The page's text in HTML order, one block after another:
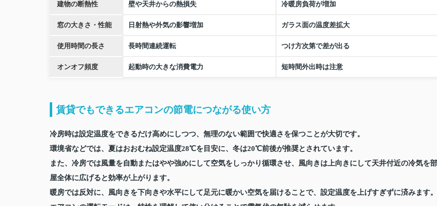
建物の断熱性 壁や天井からの熱損失 冷暖房負荷が増加
窓の大きさ・性能 日射熱や外気の影響増加 ガラス面の温度差拡大
使用時間の長さ 長時間連続運転 つけ方次第で差が出る
オンオフ頻度 起動時の大きな消費電力 短時間外出時は注意
賃貸でもできるエアコンの節電につながる使い方
冷房時は設定温度をできるだけ高めにしつつ、無理のない範囲で快適さを保つことが大切です。
環境省などでは、夏はおおむね設定温度28℃を目安に、冬は20℃前後が推奨とされています。
また、冷房では風量を自動またはやや強めにして空気をしっかり循環させ、風向きは上向きにして天井付近の冷気を部
屋全体に広げると効率が上がります。
暖房では反対に、風向きを下向きや水平にして足元に暖かい空気を届けることで、設定温度を上げすぎずに済みます。